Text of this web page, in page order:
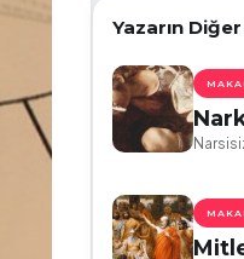
Yazarın
ve
Aynaları